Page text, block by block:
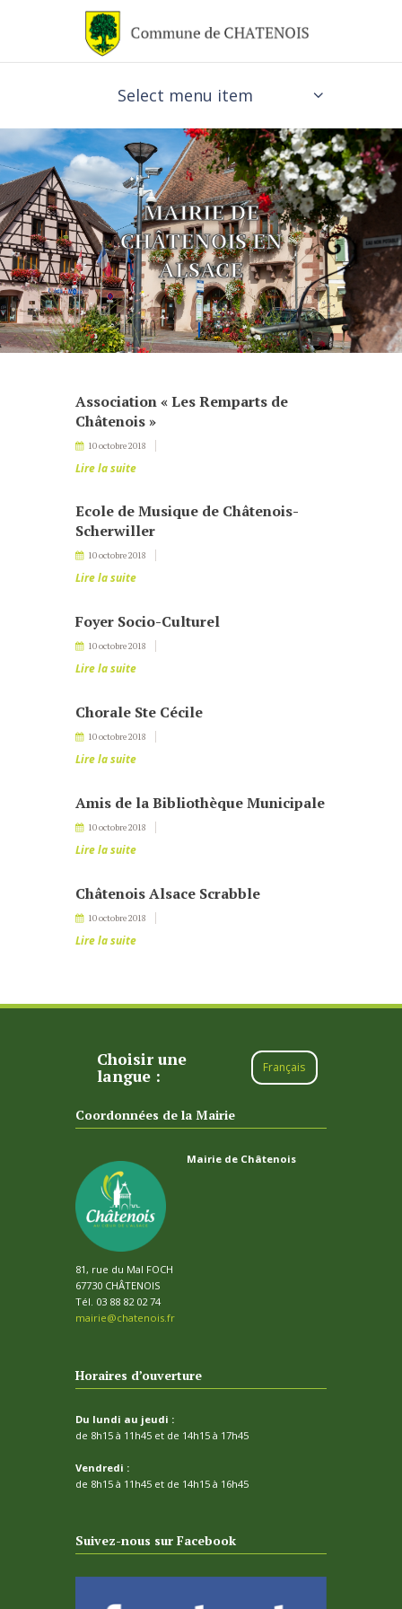
Select menu item
MAIRIE DE
CHÂTENOIS EN
ALSACE
Association « Les Remparts de
Châtenois »
10 octobre 2018
Lire la suite
Ecole de Musique de Châtenois-
Scherwiller
10 octobre 2018
Lire la suite
Foyer Socio-Culturel
10 octobre 2018
Lire la suite
Chorale Ste Cécile
10 octobre 2018
Lire la suite
Amis de la Bibliothèque Municipale
10 octobre 2018
Lire la suite
Châtenois Alsace Scrabble
10 octobre 2018
Lire la suite
Choisir une
langue :
Français
Coordonnées de la Mairie
Mairie de Châtenois
81, rue du Mal FOCH
67730 CHÂTENOIS
Tél. 03 88 82 02 74
mairie@chatenois.fr
Horaires d’ouverture
Du lundi au jeudi :
de 8h15 à 11h45 et de 14h15 à 17h45
Vendredi :
de 8h15 à 11h45 et de 14h15 à 16h45
Suivez-nous sur Facebook